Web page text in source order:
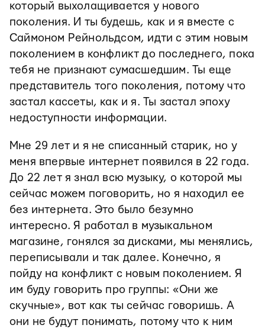
который выхолащивается у нового
поколения. И ты будешь, как и я вместе с
Саймоном Рейнольдсом, идти с этим новым
поколением в конфликт до последнего, пока
тебя не признают сумасшедшим. Ты еще
представитель того поколения, потому что
застал кассеты, как и я. Ты застал эпоху
недоступности информации.
Мне 29 лет и я не списанный старик, но у
меня впервые интернет появился в 22 года.
До 22 лет я знал всю музыку, о которой мы
сейчас можем поговорить, но я находил ее
без интернета. Это было безумно
интересно. Я работал в музыкальном
магазине, гонялся за дисками, мы менялись,
переписывали и так далее. Конечно, я
пойду на конфликт с новым поколением. Я
им буду говорить про группы: «Они же
скучные», вот как ты сейчас говоришь. А
они не будут понимать, потому что к ним